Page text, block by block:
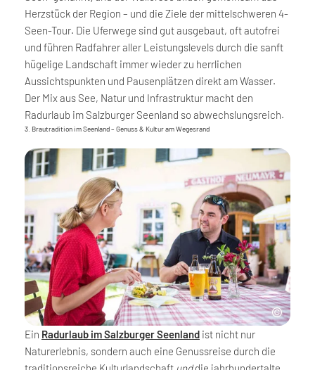
Herzstück der Region – und die Ziele der mittelschweren 4-
Seen-Tour. Die Uferwege sind gut ausgebaut, oft autofrei
und führen Radfahrer aller Leistungslevels durch die sanft
hügelige Landschaft immer wieder zu herrlichen
Aussichtspunkten und Pausenplätzen direkt am Wasser.
Der Mix aus See, Natur und Infrastruktur macht den
Radurlaub im Salzburger Seenland so abwechslungsreich.
3. Brautradition im Seenland – Genuss & Kultur am Wegesrand
Ein Radurlaub im Salzburger Seenland ist nicht nur
Naturerlebnis, sondern auch eine Genussreise durch die